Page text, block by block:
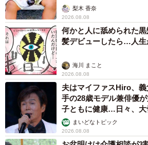
・大きな買い物だったから。首都直下
生する可能性があるため、できる限り
ったからです（30代 男性）
・河川の近くであり、「地震時の液状
河川氾濫」の可能性があったため、地
や古地図での土地利用の履歴を調査し
・近年は災害級の豪雨が多く、川や
も、道路が冠水して床上浸水などの住
る。地震も頻繁に起こっているので、
と災害リスクに関して調べなければい
「尊…」
梨木 香奈
2026.08.08
何かと人に舐められた
髪デビューしたら…人生
海川 まこと
2026.08.08
夫はマイファスHiro、
手の28歳モデル兼俳優
子ともに健康…日々、大
まいどなトピック
2026.08.08